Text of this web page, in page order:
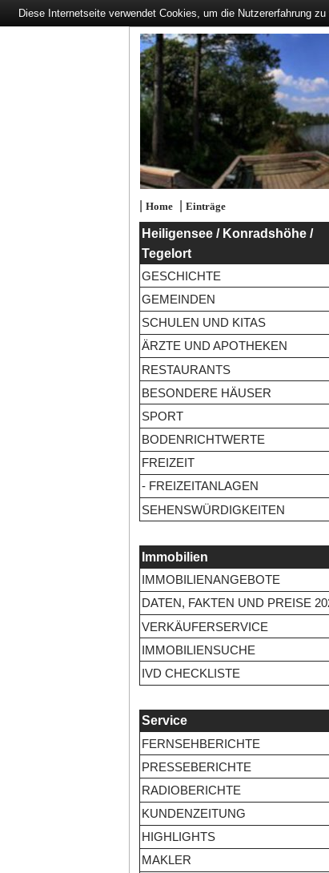
| Home| Einträge
Heiligensee / Konradshöhe /
Tegelort
GESCHICHTE
GEMEINDEN
SCHULEN UND KITAS
ÄRZTE UND APOTHEKEN
RESTAURANTS
BESONDERE HÄUSER
SPORT
BODENRICHTWERTE
FREIZEIT
- FREIZEITANLAGEN
SEHENSWÜRDIGKEITEN
Immobilien
IMMOBILIENANGEBOTE
DATEN, FAKTEN UND PREISE
VERKÄUFERSERVICE
IMMOBILIENSUCHE
IVD CHECKLISTE
Service
FERNSEHBERICHTE
PRESSEBERICHTE
RADIOBERICHTE
KUNDENZEITUNG
HIGHLIGHTS
MAKLER
Diese Internetseite verwendet Cookies, um die Nutzererfahrung